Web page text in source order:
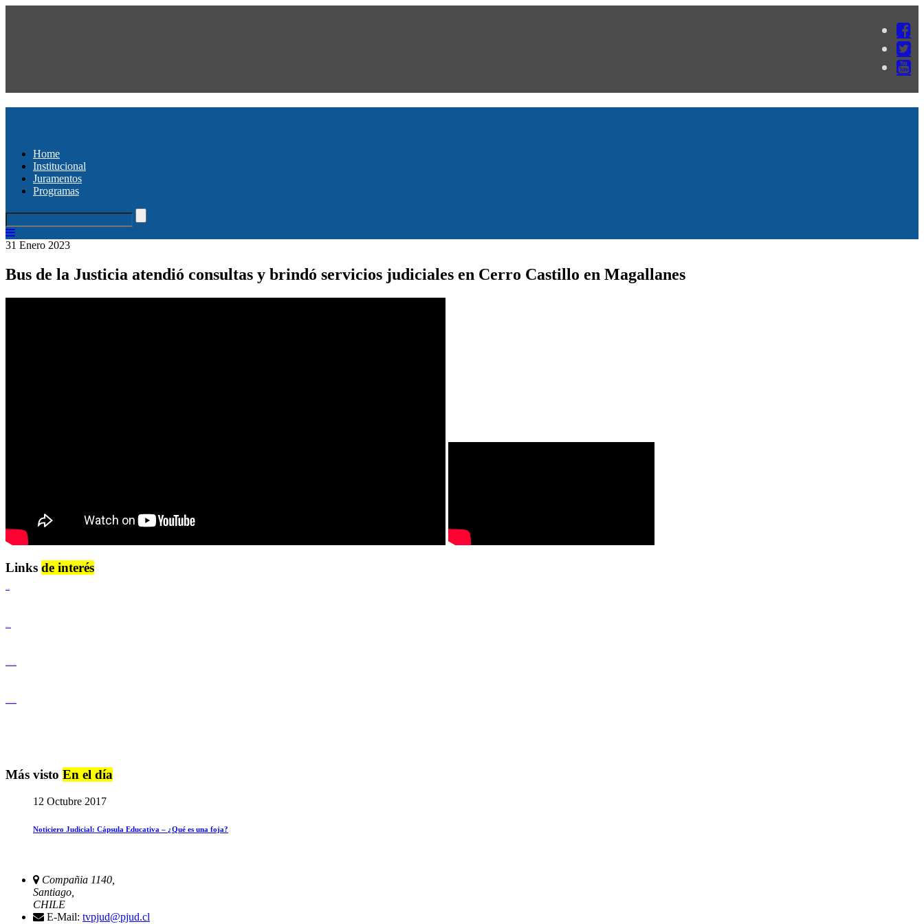
Home
Institucional
Juramentos
Programas
31 Enero 2023
Bus de la Justicia atendió consultas y brindó servicios judiciales en Cerro Castillo en Magallanes
Links de interés
Más visto En el día
12 Octubre 2017
Noticiero Judicial: Cápsula Educativa – ¿Qué es una foja?
Compañia 1140,
Santiago,
CHILE
E-Mail: tvpjud@pjud.cl